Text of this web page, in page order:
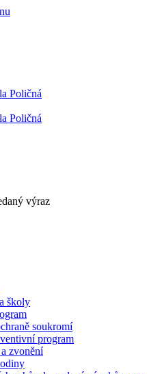
výraz
školy
soukromí
program
zvonění